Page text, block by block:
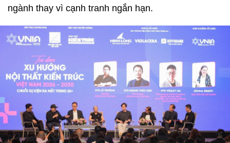
ngành thay vì cạnh tranh ngắn hạn.